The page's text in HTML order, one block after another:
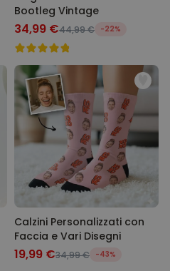
Bootleg Vintage
34,99 €44,99 € -22%
Calzini Personalizzati con
Faccia e Vari Disegni
19,99 €34,99 € -43%